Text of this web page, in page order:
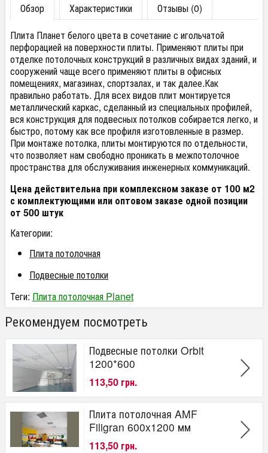
Обзор Характеристики
Отзывы (0)
Плита Планет белого цвета в сочетание с игольчатой
перфорацией на поверхности плиты. Применяют плиты при
отделке потолочных конструкций в различных видах зданий, и
сооружений чаще всего применяют плиты в офисных
помещениях, магазинах, спортзалах, и так далее.Как
правильно работать. Для всех видов плит монтируется
металлический каркас, сделанный из специальных профилей,
вся конструкция для подвесных потолков собирается легко, и
быстро, потому как все профиля изготовленные в размер.
При монтаже потолка, плиты монтируются по отдельности,
что позволяет нам свободно проникать в межпотолочное
пространства для обслуживания инженерных коммуникаций.
Цена действительна при комплексном заказе от 100 м2
с комплектующими или оптовом заказе одной позиции
от 500 штук
Категории:
Плита потолочная
Подвесные потолки
Теги: Плита потолочная Planet
Рекомендуем посмотреть
Подвесные потолки Orbit
1200*600
113,50 грн.
Плита потолочная AMF
Filigran 600x1200 мм
113,50 грн.